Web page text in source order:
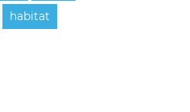
habitat